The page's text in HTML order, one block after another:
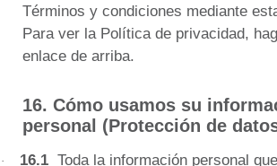
Términos y condiciones mediante
Para ver la Política de privacidad,
enlace de arriba.
16. Cómo usamos su
personal (Protección de
· 16.1 Toda la información personal